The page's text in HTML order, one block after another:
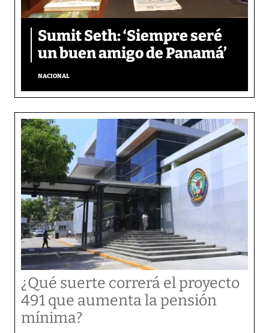
Sumit Seth: ‘Siempre seré
un buen amigo de Panamá’
NACIONAL
¿Qué suerte correrá el proyecto
491 que aumenta la pensión
mínima?